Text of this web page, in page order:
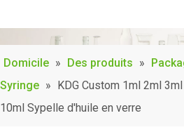
Domicile » Des produits »
Syringe » KDG Custom 1ml 2ml
10ml Sypelle d'huile en verre